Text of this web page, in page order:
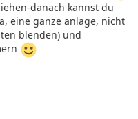
danach kannst du
eine ganze anlage, nicht
blenden) und